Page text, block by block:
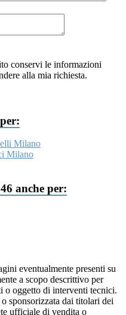
conservi le informazioni
alla mia richiesta.
Milano
Milano
anche per:
eventualmente presenti su
a scopo descrittivo per
o oggetto di interventi tecnici.
sponsorizzata dai titolari dei
ufficiale di vendita o